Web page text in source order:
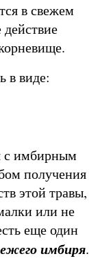
в свежем
в виде:
с имбирным
получения
этой травы,
или не
еще один
имбиря.